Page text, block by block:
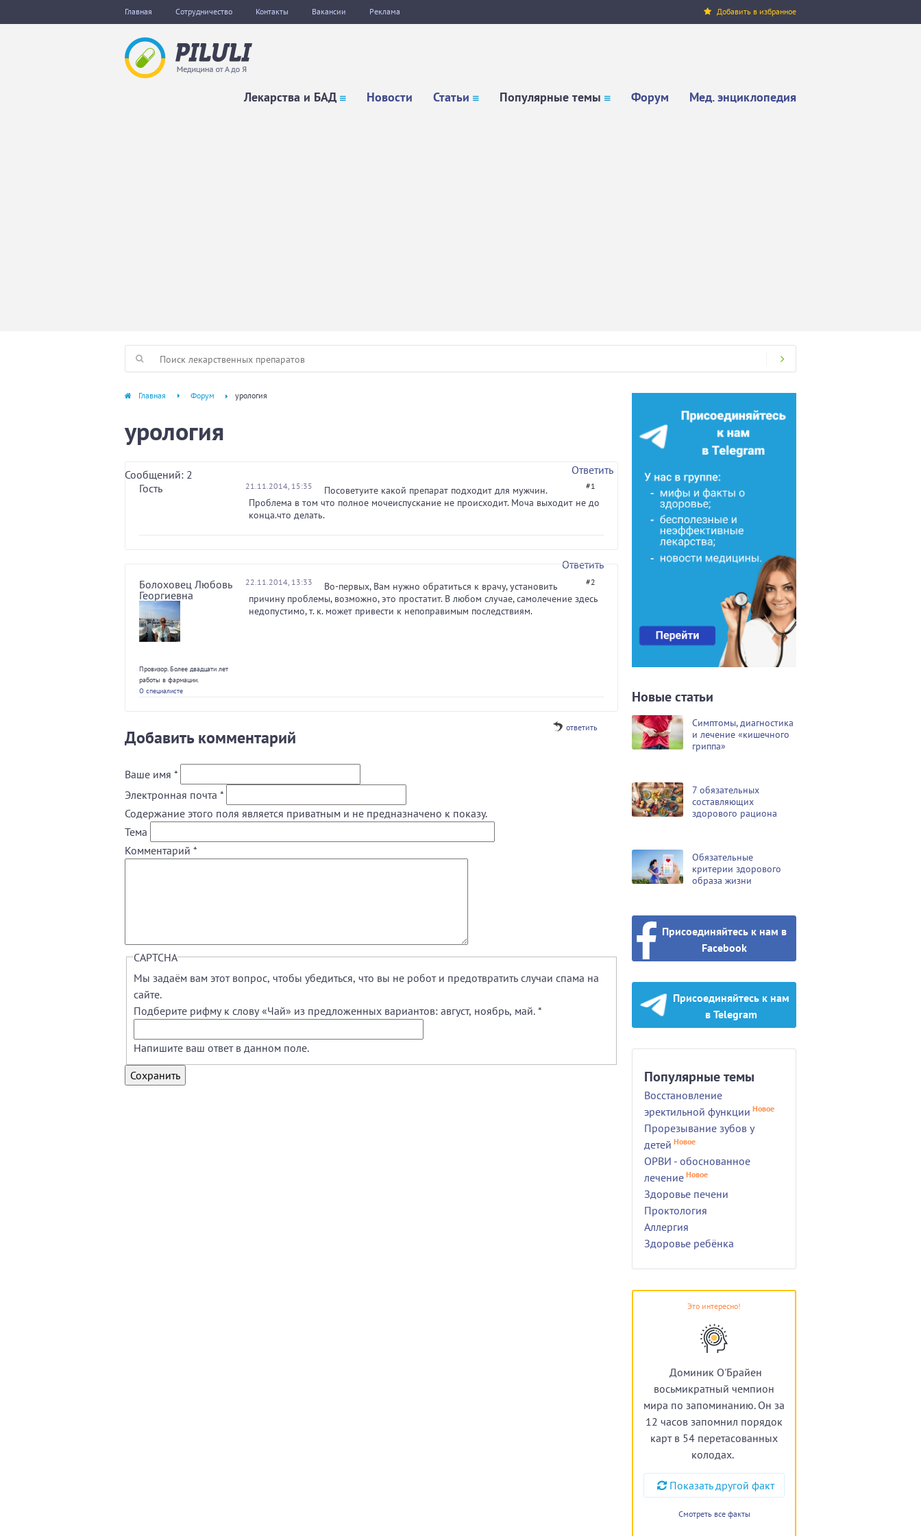
Главная Сотрудничество Контакты Вакансии Реклама Добавить в избранное
Лекарства и БАД Новости Статьи Популярные темы Форум Мед. энциклопедия
Главная Форум урология
урология
Сообщений: 2
Ответить
Гость
21.11.2014, 15:35 #1
Посоветуите какой препарат подходит для мужчин.
Проблема в том что полное мочеиспускание не происходит. Моча выходит не до
конца.что делать.
Ответить
Болоховец Любовь
Георгиевна
Провизор. Более двадцати лет
работы в фармации.
О специалисте
22.11.2014, 13:33 #2
Во-первых, Вам нужно обратиться к врачу, установить
причину проблемы, возможно, это простатит. В любом случае, самолечение здесь
недопустимо, т. к. может привести к непоправимым последствиям.
ответить
Добавить комментарий
Ваше имя *
Электронная почта *
Содержание этого поля является приватным и не предназначено к показу.
Тема
Комментарий *
CAPTCHA
Мы задаём вам этот вопрос, чтобы убедиться, что вы не робот и предотвратить случаи спама на
сайте.
Подберите рифму к слову «Чай» из предложенных вариантов: август, ноябрь, май. *
Напишите ваш ответ в данном поле.
Новые статьи
Симптомы, диагностика
и лечение «кишечного
гриппа»
7 обязательных
составляющих
здорового рациона
Обязательные
критерии здорового
образа жизни
Присоединяйтесь к нам в
Facebook
Присоединяйтесь к нам
в Telegram
Популярные темы
Восстановление
эректильной функции Новое
Прорезывание зубов у
детей Новое
ОРВИ - обоснованное
лечение Новое
Здоровье печени
Проктология
Аллергия
Здоровье ребёнка
Это интересно!
Доминик О'Брайен
восьмикратный чемпион
мира по запоминанию. Он за
12 часов запомнил порядок
карт в 54 перетасованных
колодах.
Показать другой факт
Смотреть все факты